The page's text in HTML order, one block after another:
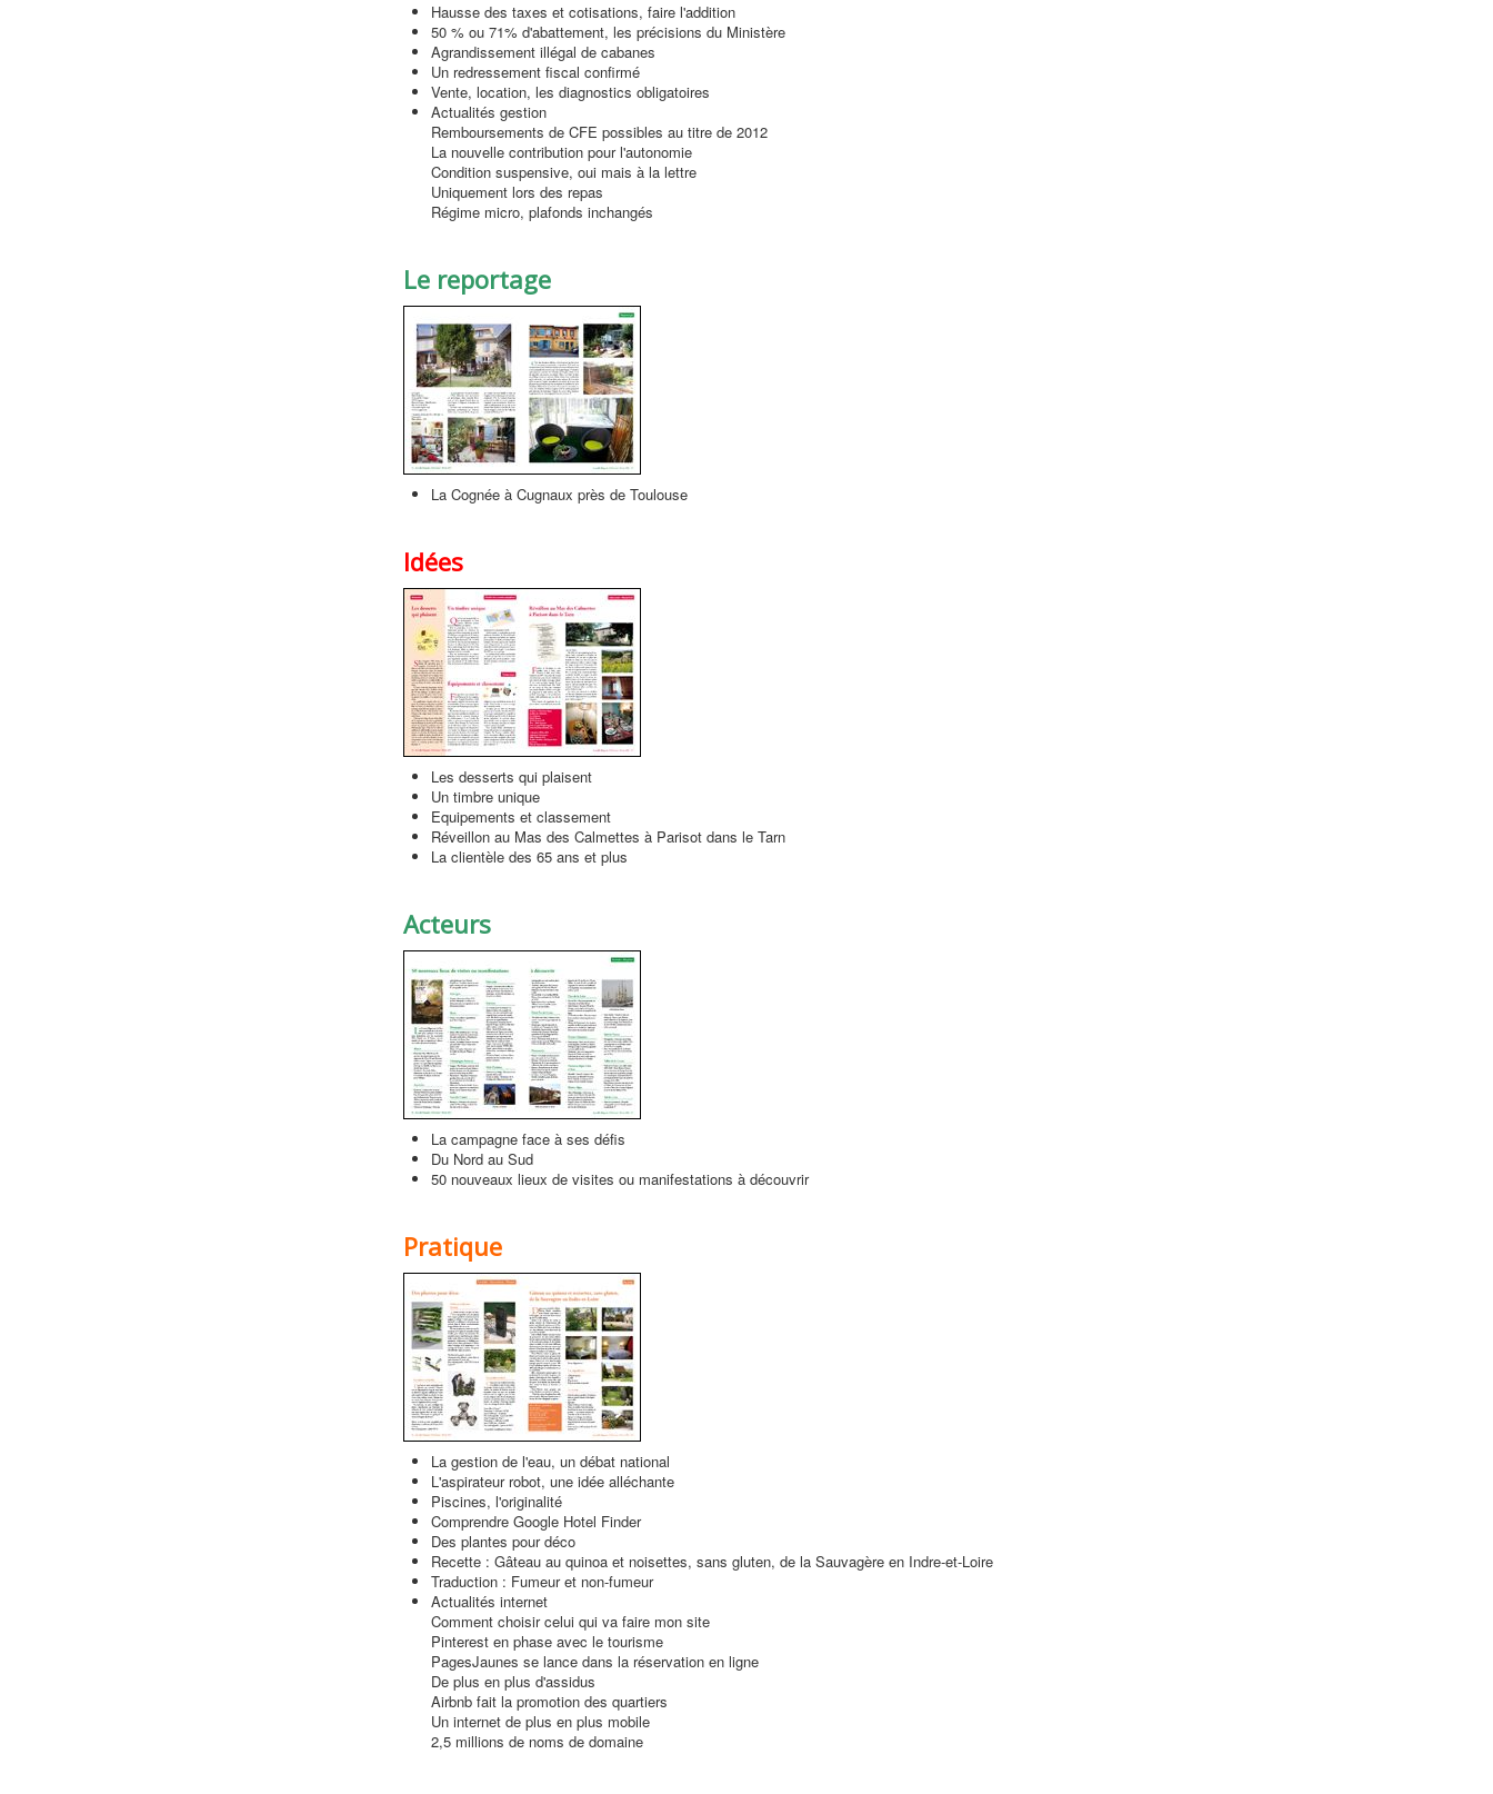
Hausse des taxes et cotisations, faire l'addition
50 % ou 71% d'abattement, les précisions du Ministère
Agrandissement illégal de cabanes
Un redressement fiscal confirmé
Vente, location, les diagnostics obligatoires
Actualités gestion
Remboursements de CFE possibles au titre de 2012
La nouvelle contribution pour l'autonomie
Condition suspensive, oui mais à la lettre
Uniquement lors des repas
Régime micro, plafonds inchangés
Le reportage
La Cognée à Cugnaux près de Toulouse
Idées
Les desserts qui plaisent
Un timbre unique
Equipements et classement
Réveillon au Mas des Calmettes à Parisot dans le Tarn
La clientèle des 65 ans et plus
Acteurs
La campagne face à ses défis
Du Nord au Sud
50 nouveaux lieux de visites ou manifestations à découvrir
Pratique
La gestion de l'eau, un débat national
L'aspirateur robot, une idée alléchante
Piscines, l'originalité
Comprendre Google Hotel Finder
Des plantes pour déco
Recette : Gâteau au quinoa et noisettes, sans gluten, de la Sauvagère en Indre-et-Loire
Traduction : Fumeur et non-fumeur
Actualités internet
Comment choisir celui qui va faire mon site
Pinterest en phase avec le tourisme
PagesJaunes se lance dans la réservation en ligne
De plus en plus d'assidus
Airbnb fait la promotion des quartiers
Un internet de plus en plus mobile
2,5 millions de noms de domaine